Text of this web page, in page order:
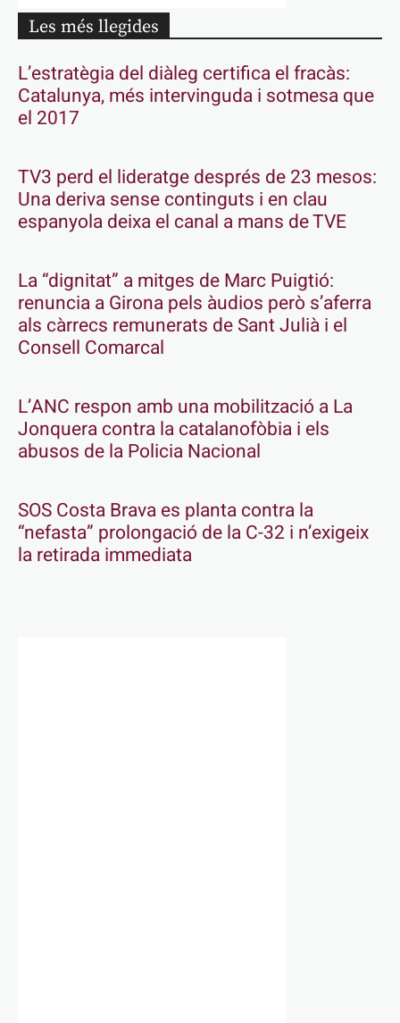
Les més llegides
L’estratègia del diàleg certifica el fracàs:
Catalunya, més intervinguda i sotmesa que
el 2017
TV3 perd el lideratge després de 23 mesos:
Una deriva sense continguts i en clau
espanyola deixa el canal a mans de TVE
La “dignitat” a mitges de Marc Puigtió:
renuncia a Girona pels àudios però s’aferra
als càrrecs remunerats de Sant Julià i el
Consell Comarcal
L’ANC respon amb una mobilització a La
Jonquera contra la catalanofòbia i els
abusos de la Policia Nacional
SOS Costa Brava es planta contra la
“nefasta” prolongació de la C-32 i n’exigeix
la retirada immediata